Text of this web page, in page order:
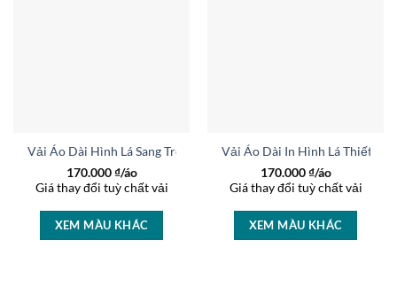
Vải Áo Dài Hình Lá Sang Trọng AD 44469
170.000₫/áo
Giá thay đổi tuỳ chất vải
XEM MÀU KHÁC
Vải Áo Dài In Hình Lá Thiết Kế
170.000₫/áo
Giá thay đổi tuỳ chất vải
XEM MÀU KHÁC